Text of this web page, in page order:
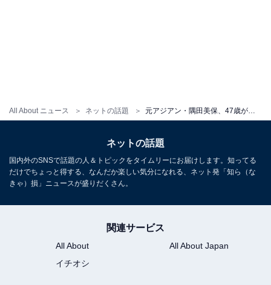
All About ニュース ネットの話題
ネットの話題
国内外のSNSで話題の人＆トピックをタイムリーにお届けします。知ってる
だけでちょっと得する、なんだか楽しい気分になれる、ネット発「知ら（な
きゃ）損」ニュースが盛りだくさん。
関連サービス
All About
All About Japan
イチオシ